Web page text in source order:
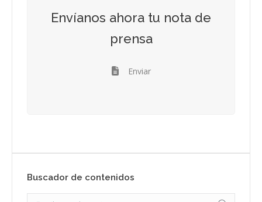
Envíanos ahora tu nota de
prensa
Enviar
Buscador de contenidos